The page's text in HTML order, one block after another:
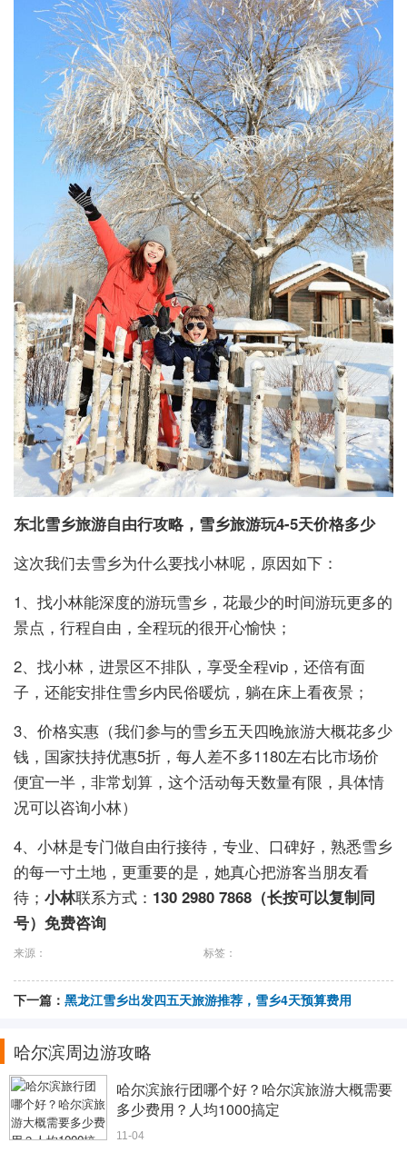
东北雪乡旅游自由行攻略，雪乡旅游玩4-5天价格多少
这次我们去雪乡为什么要找小林呢，原因如下：
1、找小林能深度的游玩雪乡，花最少的时间游玩更多的
景点，行程自由，全程玩的很开心愉快；
2、找小林，进景区不排队，享受全程vip，还倍有面
子，还能安排住雪乡内民俗暖炕，躺在床上看夜景；
3、价格实惠（我们参与的雪乡五天四晚旅游大概花多少
钱，国家扶持优惠5折，每人差不多1180左右比市场价
便宜一半，非常划算，这个活动每天数量有限，具体情
况可以咨询小林）
4、小林是专门做自由行接待，专业、口碑好，熟悉雪乡
的每一寸土地，更重要的是，她真心把游客当朋友看
待； 小林联系方式： 130 2980 7868（长按可以复制同
号）免费咨询
来源： 标签：
下一篇： 黑龙江雪乡出发四五天旅游推荐，雪乡4天预算费用
哈尔滨周边游攻略
哈尔滨旅行团哪个好？哈尔滨旅游大概需要
多少费用？人均1000搞定
11-04